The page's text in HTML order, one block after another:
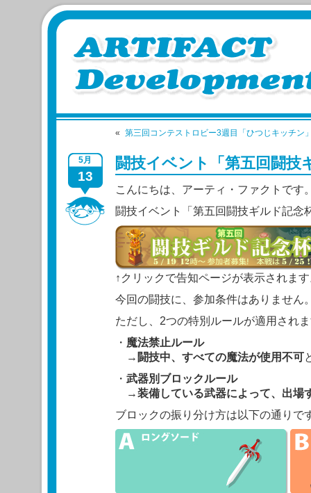
« 第三回コンテストロビー3週目「ひつじキッチン
5月
13
闘技イベント「第五回闘技
こんにちは、アーティ・ファクトです
闘技イベント「第五回闘技ギルド記念
↑クリックで告知ページが表示されま
今回の闘技に、参加条件はありません
ただし、2つの特別ルールが適用され
・ 魔法禁止ルール
→ 闘技中、すべての魔法が使用不可
・ 武器別ブロックルール
→装備している武器によって、出場
ブロックの振り分け方は以下の通りで